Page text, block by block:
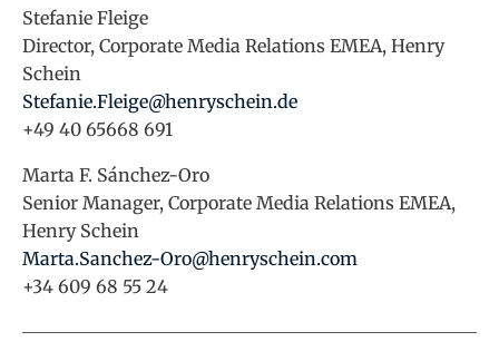
Stefanie Fleige
Director, Corporate Media Relations EMEA, Henry
Schein
Stefanie.Fleige@henryschein.de
+49 40 65668 691
Marta F. Sánchez-Oro
Senior Manager, Corporate Media Relations EMEA,
Henry Schein
Marta.Sanchez-Oro@henryschein.com
+34 609 68 55 24